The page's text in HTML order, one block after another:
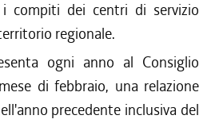
i compiti dei centri di servizio
regionale.
ogni anno al Consiglio
di febbraio, una relazione
precedente inclusiva del